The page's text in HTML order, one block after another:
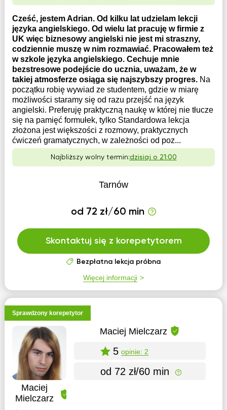
Cześć, jestem Adrian. Od kilku lat udzielam lekcji
języka angielskiego. Od wielu lat pracuję w firmie z
UK więc biznesowy angielski nie jest mi straszny,
codziennie muszę w nim rozmawiać. Pracowałem też
w szkole języka angielskiego. Cechuje mnie
bezstresowe podejście do ucznia, uważam, że w
takiej atmosferze osiąga się najszybszy progres. Na
początku robię wywiad ze studentem, gdzie w miarę
możliwości staramy się od razu przejść na język
angielski. Preferuję praktyczną naukę w której nie tłucze
się na pamięć formułek, tylko Standardowa lekcja
złożona jest większości z rozmowy, praktycznych
ćwiczeń gramatycznych, w zależności od poz...
Najbliższy wolny termin:dzisiaj o 21:00
Tarnów
od 72 zł/60 min
Skontaktuj się z korepetytorem
Bezpłatna lekcja próbna
Więcej informacji
Sprawdzony korepetytor
Maciej
Mielczarz
Maciej Mielczarz
5 opinie: 2
od 72 zł/60 min